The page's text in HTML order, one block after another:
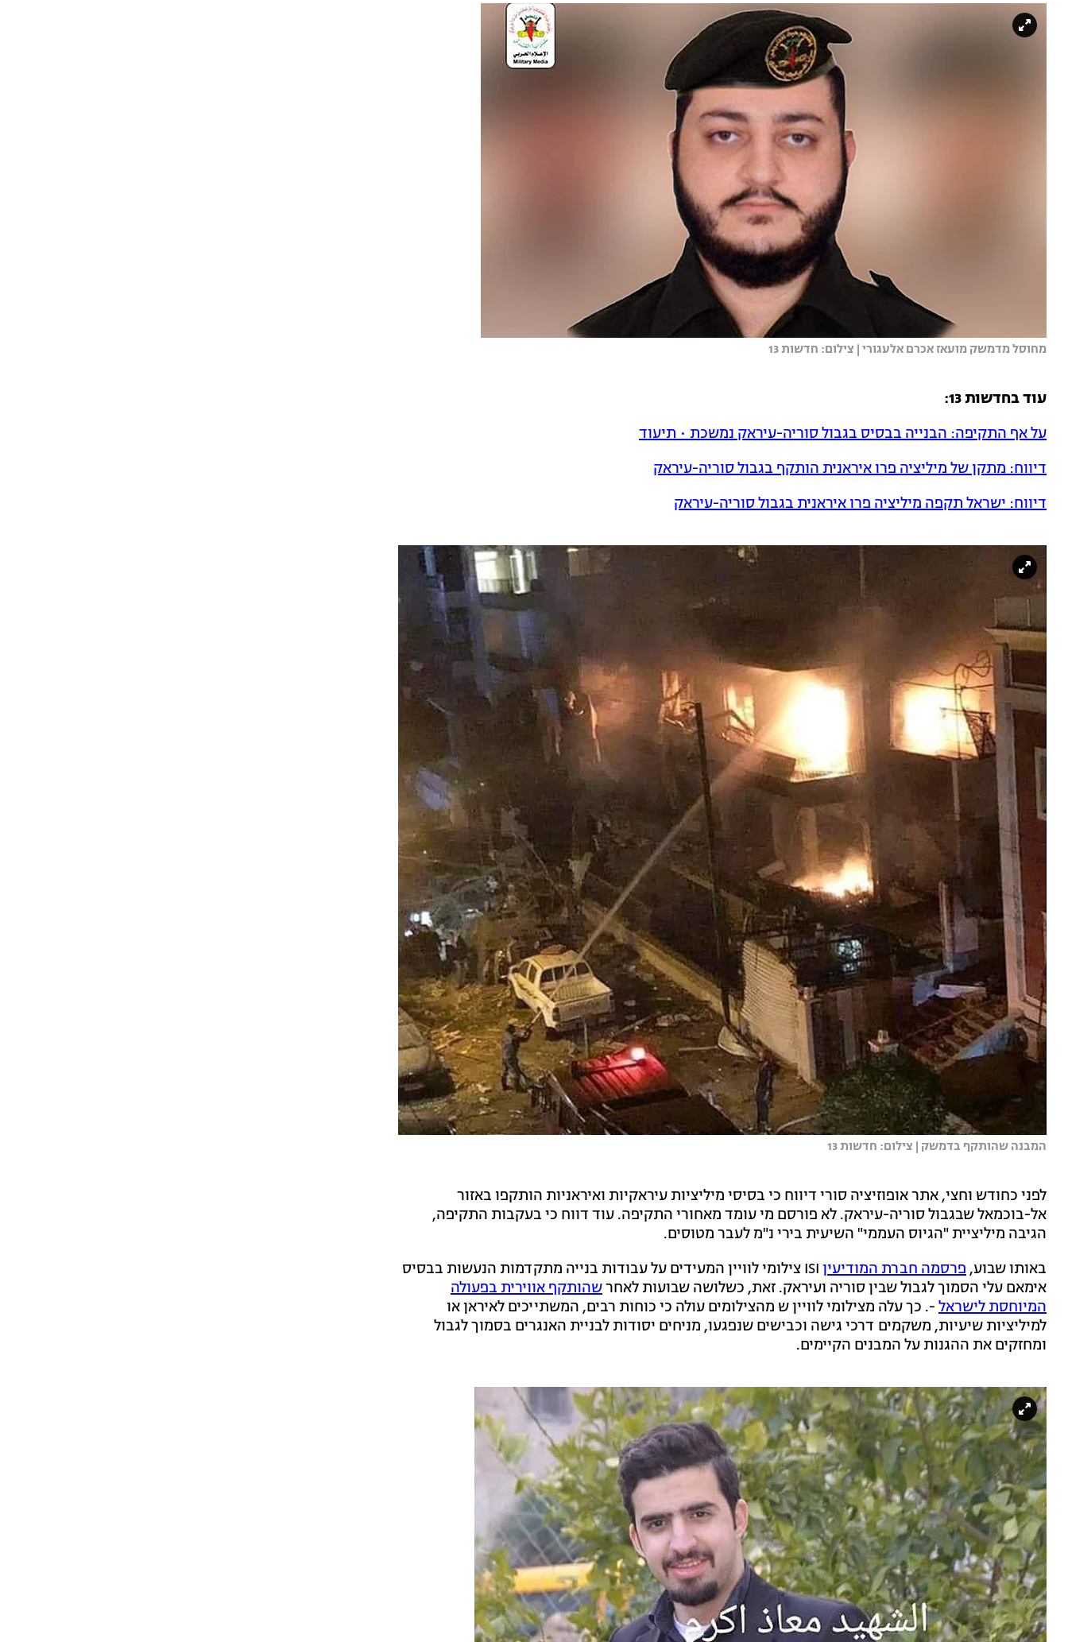
מחוסל מדמשק מועאז אכרם אלעגורי | צילום: חדשות 13
עוד בחדשות 13:
על אף התקיפה: הבנייה בבסיס בגבול סוריה-עיראק נמשכת • תיעוד
דיווח: מתקן של מיליציה פרו איראנית הותקף בגבול סוריה-עיראק
דיווח: ישראל תקפה מיליציה פרו איראנית בגבול סוריה-עיראק
המבנה שהותקף בדמשק | צילום: חדשות 13
לפני כחודש וחצי, אתר אופוזיציה סורי דיווח כי בסיסי מיליציות עיראקיות ואיראניות הותקפו באזור
אל-בוכמאל שבגבול סוריה-עיראק. לא פורסם מי עומד מאחורי התקיפה. עוד דווח כי בעקבות התקיפה,
הגיבה מיליציית "הגיוס העממי" השיעית בירי נ"מ לעבר מטוסים.
באותו שבוע,פרסמה חברת המודיעין
ISI צילומי לוויין המעידים על עבודות בנייה מתקדמות הנעשות בבסיס
אימאם עלי הסמוך לגבול שבין סוריה ועיראק. זאת, כשלושה שבועות לאחרשהותקף אווירית בפעולה
המיוחסת לישראל -. כך עלה מצילומי לוויין ש מהצילומים עולה כי כוחות רבים, המשתייכים לאיראן או
למיליציות שיעיות, משקמים דרכי גישה וכבישים שנפגעו, מניחים יסודות לבניית האנגרים בסמוך לגבול
ומחזקים את ההגנות על המבנים הקיימים.